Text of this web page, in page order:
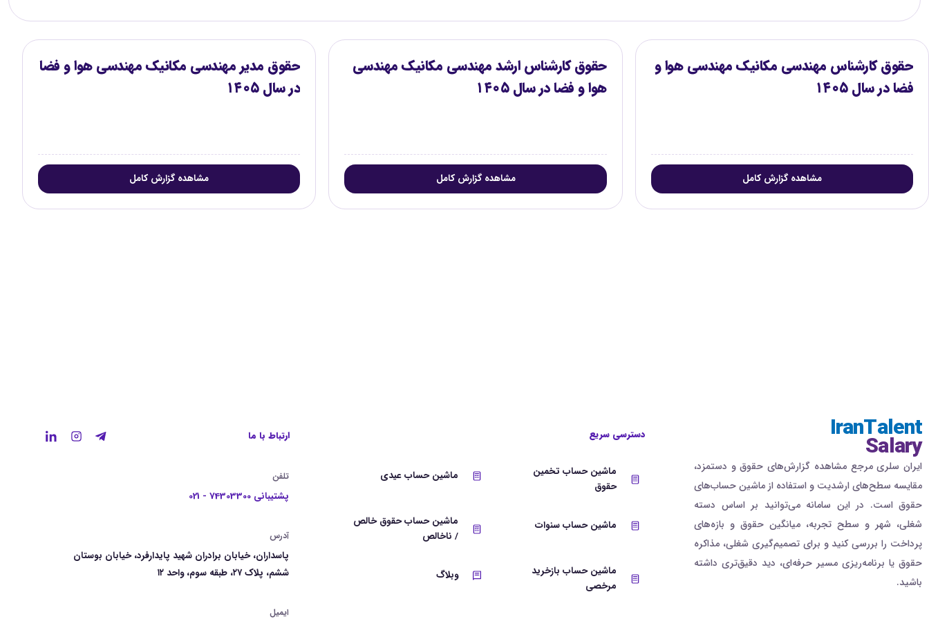
حقوق کارشناس مهندسی مکانیک مهندسی هوا و
فضا در سال ۱۴۰۵
مشاهده گزارش کامل
حقوق کارشناس ارشد مهندسی مکانیک مهندسی
هوا و فضا در سال ۱۴۰۵
مشاهده گزارش کامل
حقوق مدیر مهندسی مکانیک مهندسی هوا و فضا
در سال ۱۴۰۵
مشاهده گزارش کامل
IranTalent
Salary
ایران سلری مرجع مشاهده گزارش‌های حقوق و دستمزد،
مقایسه سطح‌های ارشدیت و استفاده از ماشین حساب‌های
حقوق است. در این سامانه می‌توانید بر اساس دسته
شغلی، شهر و سطح تجربه، میانگین حقوق و بازه‌های
پرداخت را بررسی کنید و برای تصمیم‌گیری شغلی، مذاکره
حقوق یا برنامه‌ریزی مسیر حرفه‌ای، دید دقیق‌تری داشته
باشید.
دسترسی سریع
ماشین حساب تخمین
حقوق
ماشین حساب عیدی
ماشین حساب سنوات
ماشین حساب حقوق خالص
/ ناخالص
ماشین حساب بازخرید
مرخصی
وبلاگ
ارتباط با ما
تلفن
پشتیبانی 74303300 - 021
آدرس
پاسداران، خیابان برادران شهید پایدارفرد، خیابان بوستان
ششم، پلاک ۲۷، طبقه سوم، واحد ۱۲
ایمیل